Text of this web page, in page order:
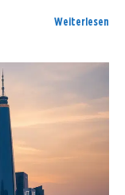
Weiterlesen